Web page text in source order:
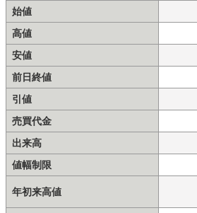
始値
高値
安値
前日終値
引値
売買代金
出来高
値幅制限
年初来高値